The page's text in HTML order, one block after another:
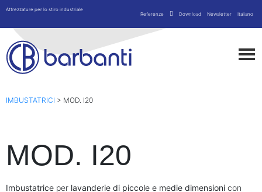
Attrezzature per lo stiro industriale
Referenze
Download Newsletter Italiano
IMBUSTATRICI > MOD. I20
MOD. I20
Imbustatrice per lavanderie di piccole e medie dimensioni con